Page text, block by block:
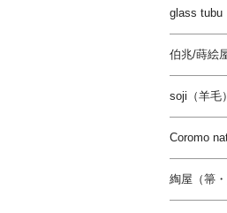
glass tubu
伯兆/蒔絵
soji（羊毛）
Coromo
綯屋（箒・